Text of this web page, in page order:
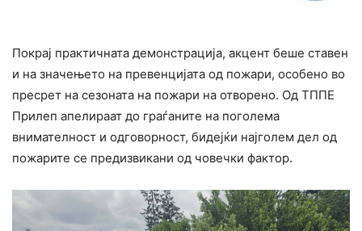
Покрај практичната демонстрација, акцент беше ставен
и на значењето на превенцијата од пожари, особено во
пресрет на сезоната на пожари на отворено. Од ТППЕ
Прилеп апелираат до граѓаните на поголема
внимателност и одговорност, бидејќи најголем дел од
пожарите се предизвикани од човечки фактор.